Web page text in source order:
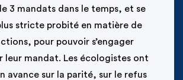
3 mandats dans le temps, et se
stricte probité en matière de
pour pouvoir s’engager
leur mandat. Les écologistes ont
avance sur la parité, sur le refus